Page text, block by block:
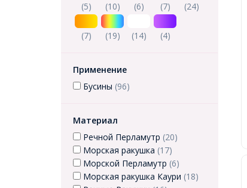
(5) (10) (6) (7) (24)
(7) (19) (14) (4)
Применение
Бусины (96)
Материал
Речной Перламутр (20)
Морская ракушка (17)
Морской Перламутр (6)
Морская ракушка Каури (18)